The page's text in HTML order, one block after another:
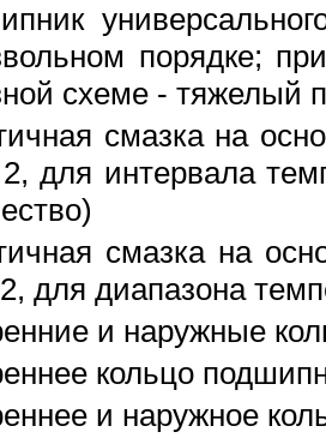
порядке;
схеме - тяжелый
смазка на
для интервала
смазка на
для диапазона
и наружные
кольцо
и наружное